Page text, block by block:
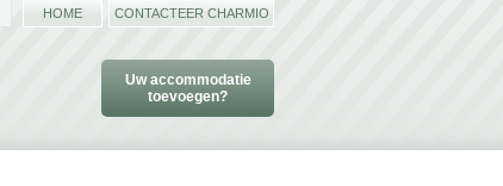
Uw accommodatie
toevoegen?
HOME CONTACTEER CHARMIO